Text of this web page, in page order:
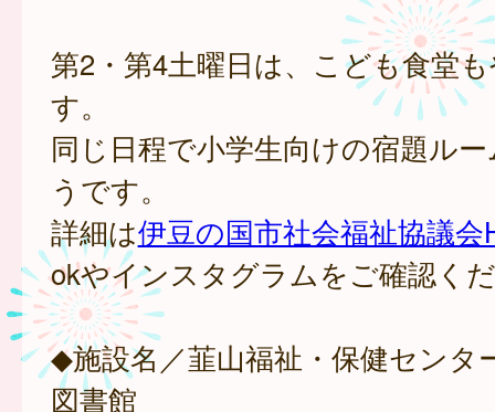
第2・第4土曜日は、こども食堂
す。
同じ日程で小学生向けの宿題ル
うです。
詳細は伊豆の国市社会福祉協議会
okやインスタグラムをご確認く
◆施設名／韮山福祉・保健セン
図書館